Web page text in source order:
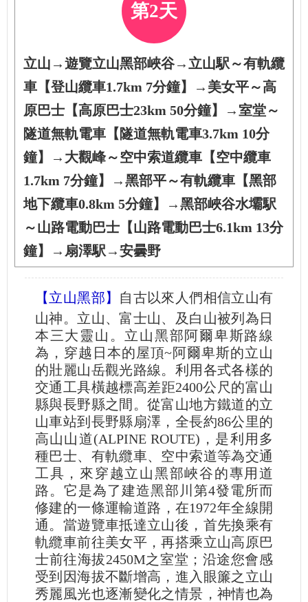
第2天
立山→遊覽立山黑部峽谷→立山駅～有軌纜
車【登山纜車1.7km 7分鐘】→美女平～高
原巴士【高原巴士23km 50分鐘】→室堂～
隧道無軌電車【隧道無軌電車3.7km 10分
鐘】→大觀峰～空中索道纜車【空中纜車
1.7km 7分鐘】→黑部平～有軌纜車【黑部
地下纜車0.8km 5分鐘】→黑部峽谷水壩駅
～山路電動巴士【山路電動巴士6.1km 13分
鐘】→扇澤駅→安曇野
【立山黑部】 自古以來人們相信立山有
山神。立山、富士山、及白山被列為日
本三大靈山。立山黑部阿爾卑斯路線
為，穿越日本的屋頂~阿爾卑斯的立山
的壯麗山岳觀光路線。利用各式各樣的
交通工具橫越標高差距2400公尺的富山
縣與長野縣之間。從富山地方鐵道的立
山車站到長野縣扇澤，全長約86公里的
高山山道(ALPINE ROUTE)，是利用多
種巴士、有軌纜車、空中索道等為交通
工具，來穿越立山黑部峽谷的專用道
路。它是為了建造黑部川第4發電所而
修建的一條運輸道路，在1972年全線開
通。當遊覽車抵達立山後，首先換乘有
軌纜車前往美女平，再搭乘立山高原巴
士前往海拔2450M之室堂；沿途您會感
受到因海拔不斷增高，進入眼簾之立山
秀麗風光也逐漸變化之情景，神情也為